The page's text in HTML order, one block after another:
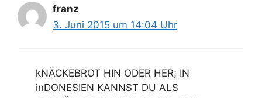
franz
3. Juni 2015 um 14:04 Uhr
kNÄCKEBROT HIN ODER HER; IN
inDONESIEN KANNST DU ALS